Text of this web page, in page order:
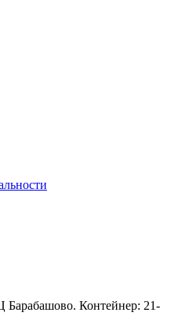
Барабашово. Контейнер: 21-